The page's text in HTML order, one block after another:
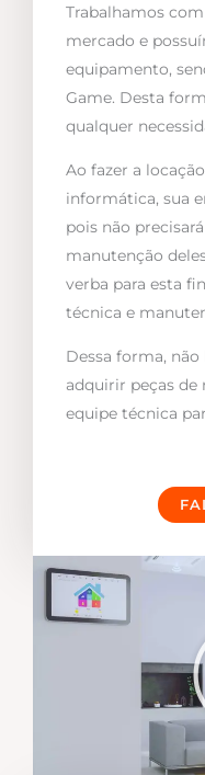
Trabalhamos
mercado e
equipamento,
Game. Desta
qualquer
Ao fazer a
informática, sua
pois não
manutenção
verba para esta
técnica e
Dessa forma, não
adquirir peças de
equipe técnica